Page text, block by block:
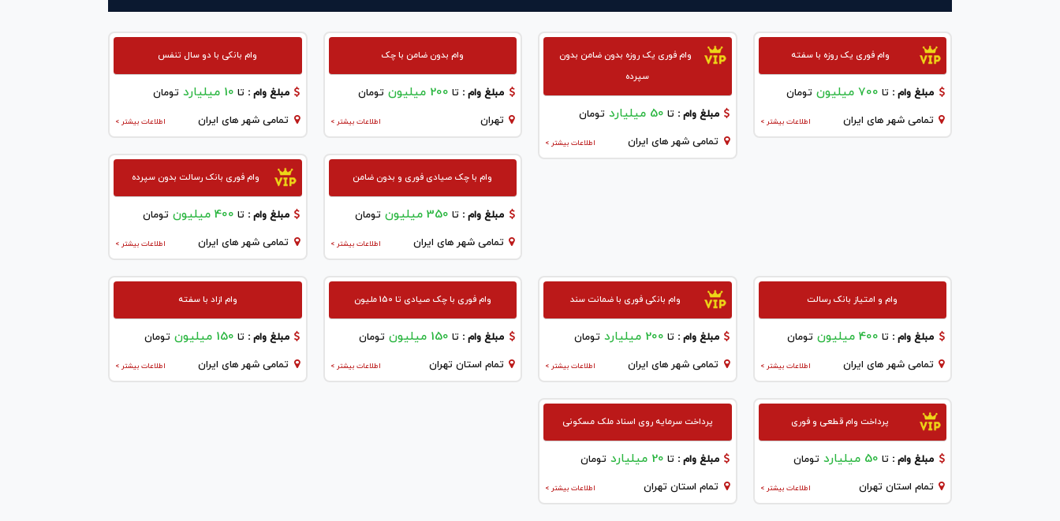
وام فوری یک روزه با سفته
مبلغ وام : تا 700 میلیون تومان
اطلاعات بیشتر > تمامی شهر های ایران
وام فوری یک روزه بدون ضامن بدون
سپرده
مبلغ وام :تا 50 میلیارد تومان
اطلاعات بیشتر > تمامی شهر های ایران
وام بدون ضامن با چک
مبلغ وام : تا 200 میلیون تومان
اطلاعات بیشتر > تهران
وام بانکی با دو سال تنفس
مبلغ وام :تا 10 میلیارد تومان
اطلاعات بیشتر > تمامی شهر های ایران
وام با چک صیادی فوری و بدون ضامن
مبلغ وام : تا 350 میلیون تومان
اطلاعات بیشتر > تمامی شهر های ایران
وام فوری بانک رسالت بدون سپرده
مبلغ وام :تا 400 میلیون تومان
اطلاعات بیشتر > تمامی شهر های ایران
وام و امتیاز بانک رسالت
مبلغ وام : تا 400 میلیون تومان
اطلاعات بیشتر > تمامی شهر های ایران
وام بانکی فوری با ضمانت سند
مبلغ وام :تا 200 میلیارد تومان
اطلاعات بیشتر > تمامی شهر های ایران
وام فوری با چک صیادی تا 150 ملیون
مبلغ وام : تا 150 میلیون تومان
اطلاعات بیشتر > تمام استان تهران
وام ازاد با سفته
مبلغ وام :تا 150 میلیون تومان
اطلاعات بیشتر > تمامی شهر های ایران
پرداخت وام قطعی و فوری
مبلغ وام : تا 50 میلیارد تومان
اطلاعات بیشتر > تمام استان تهران
پرداخت سرمایه روی اسناد ملک مسکونی
مبلغ وام :تا 20 میلیارد تومان
اطلاعات بیشتر > تمام استان تهران